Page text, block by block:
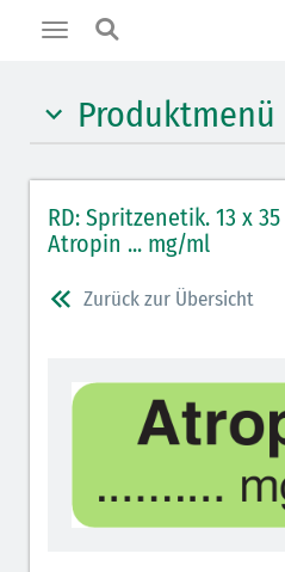
Toggle
Produktmenü
Benzodiazepine (orange)
Benzodiazepin-Antagonisten
Muskelrelaxantien (rot weißer
Opiate/Opioide (hellblau)
Opioid-Antagonisten
Lokalanästhetika (grau)
RD: Spritzenetik. 13 x
Atropin ... mg/ml
Zurück zur Übersicht